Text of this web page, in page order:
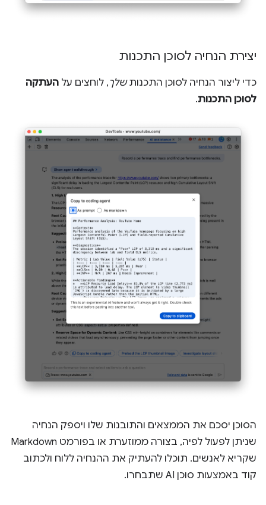
יצירת הנחיה לסוכן התכנות
כדי ליצור הנחיה לסוכן התכנותשלך , לוחצים על העתקה
לסוכן התכנות.
הסוכן יסכם את הממצאים והתובנות שלו ויספק הנחיה
שניתן לפעול לפיה, בצורה ממוזערת או בפורמט Markdown
שקריא לאנשים. תוכלו להעתיק את ההנחיה ללוח ולכתוב
קוד באמצעות סוכן AI שתבחרו.